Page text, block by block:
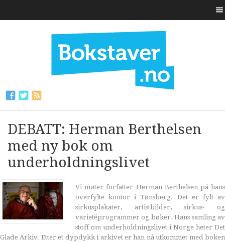
DEBATT: Herman Berthelsen
med ny bok om
underholdningslivet
Vi møter forfatter Herman Berthelsen på hans
overfylte kontor i Tønsberg. Det er fylt av
sirkusplakater, artistbilder, sirkus- og
varietéprogrammer og bøker. Hans samling av
stoff om underholdningslivet i Norge heter Det
Glade Arkiv. Etter et dypdykk i arkivet er han nå utkommet med boken